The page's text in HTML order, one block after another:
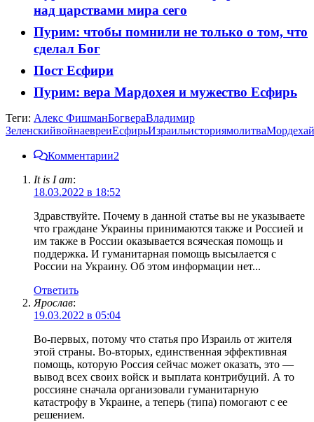
над царствами мира сего
Пурим: чтобы помнили не только о том, что
сделал Бог
Пост Есфири
Пурим: вера Мардохея и мужество Есфирь
Теги: Алекс ФишманБогвераВладимир
ЗеленскийвойнаевреиЕсфирьИзраильисториямолитваМордехай
Комментарии2
It is I am:
18.03.2022 в 18:52
Здравствуйте. Почему в данной статье вы не указываете
что граждане Украины принимаются также и Россией и
им также в России оказывается всяческая помощь и
поддержка. И гуманитарная помощь высылается с
России на Украину. Об этом информации нет...
Ответить
Ярослав:
19.03.2022 в 05:04
Во-первых, потому что статья про Израиль от жителя
этой страны. Во-вторых, единственная эффективная
помощь, которую Россия сейчас может оказать, это —
вывод всех своих войск и выплата контрибуций. А то
россияне сначала организовали гуманитарную
катастрофу в Украине, а теперь (типа) помогают с ее
решением.